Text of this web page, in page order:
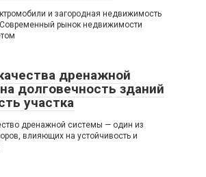
и загородная недвижимость
рынок недвижимости
дренажной
долговечность зданий
участка
дренажной системы — один из
влияющих на устойчивость и